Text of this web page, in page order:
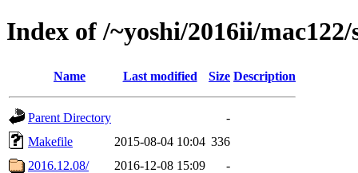
Index of /~yoshi/2016ii/mac122/
Name Last modified Size Description
Parent Directory
-
Makefile
2015-08-04 10:04 336
2016.12.08/
2016-12-08 15:09
-